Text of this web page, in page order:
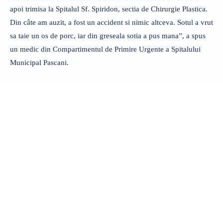
apoi trimisa la Spitalul Sf. Spiridon, sectia de Chirurgie Plastica.
Din câte am auzit, a fost un accident si nimic altceva. Sotul a vrut
sa taie un os de porc, iar din greseala sotia a pus mana”, a spus
un medic din Compartimentul de Primire Urgente a Spitalului
Municipal Pascani.